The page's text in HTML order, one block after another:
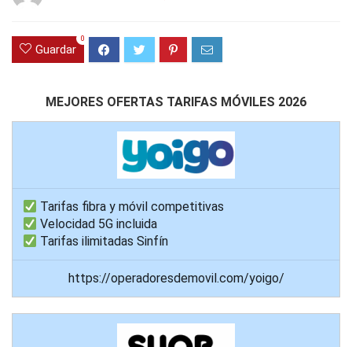
Guardar
0
MEJORES OFERTAS TARIFAS MÓVILES 2026
Tarifas fibra y móvil competitivas
Velocidad 5G incluida
Tarifas ilimitadas Sinfín
https://operadoresdemovil.com/yoigo/